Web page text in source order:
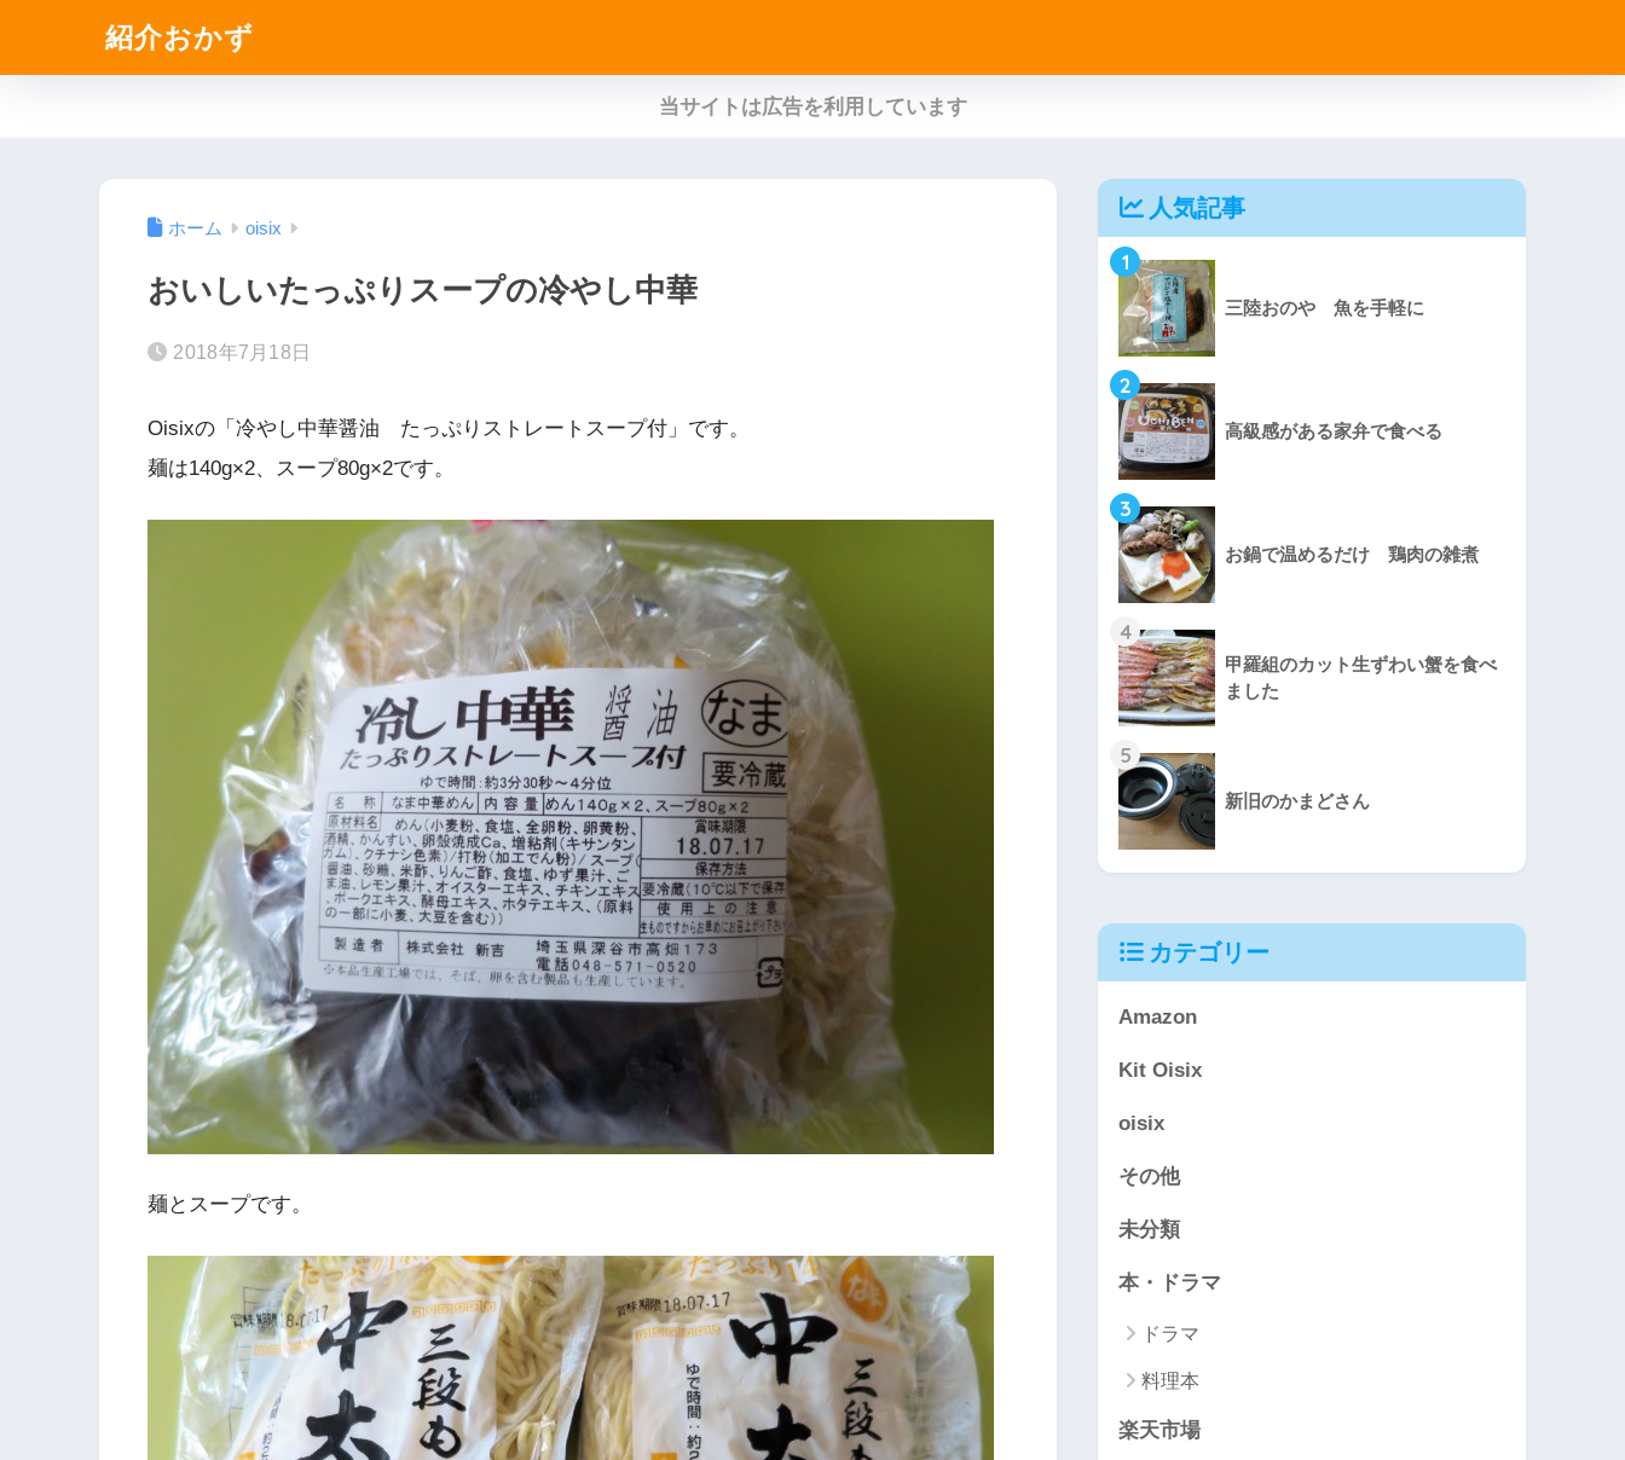
紹介おかず
当サイトは広告を利用しています
ホーム oisix
おいしいたっぷりスープの冷やし中華
2018年7月18日
Oisixの「冷やし中華醤油 たっぷりストレートスープ付」です。
麺は140g×2、スープ80g×2です。
麺とスープです。
人気記事
1
三陸おのや 魚を手軽に
2
高級感がある家弁で食べる
3
お鍋で温めるだけ 鶏肉の雑煮
4
甲羅組のカット生ずわい蟹を食べ
ました
5
新旧のかまどさん
カテゴリー
Amazon
Kit Oisix
oisix
その他
未分類
本・ドラマ
ドラマ
料理本
楽天市場